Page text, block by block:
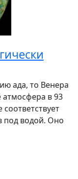
ада, то Венера
атмосфера в 93
под водой. Оно